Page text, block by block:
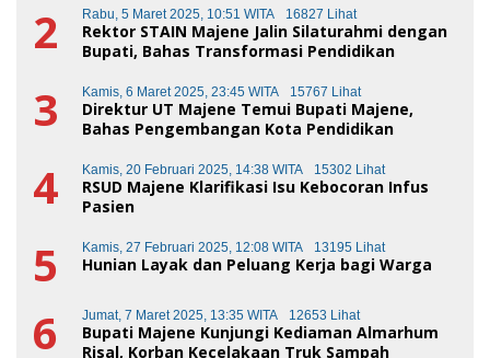
2 Rabu, 5 Maret 2025, 10:51 WITA 16827 Lihat
Rektor STAIN Majene Jalin Silaturahmi dengan
Bupati, Bahas Transformasi Pendidikan
3 Kamis, 6 Maret 2025, 23:45 WITA 15767 Lihat
Direktur UT Majene Temui Bupati Majene,
Bahas Pengembangan Kota Pendidikan
4 Kamis, 20 Februari 2025, 14:38 WITA 15302 Lihat
RSUD Majene Klarifikasi Isu Kebocoran Infus
Pasien
5 Kamis, 27 Februari 2025, 12:08 WITA 13195 Lihat
Hunian Layak dan Peluang Kerja bagi Warga
6 Jumat, 7 Maret 2025, 13:35 WITA 12653 Lihat
Bupati Majene Kunjungi Kediaman Almarhum
Risal, Korban Kecelakaan Truk Sampah